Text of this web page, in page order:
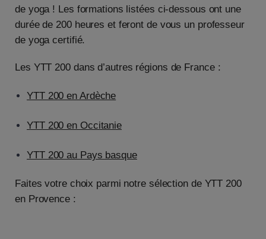
de yoga ! Les formations listées ci-dessous ont une
durée de 200 heures et feront de vous un professeur
de yoga certifié.
Les YTT 200 dans d’autres régions de France :
YTT 200 en Ardèche
YTT 200 en Occitanie
YTT 200 au Pays basque
Faites votre choix parmi notre sélection de YTT 200
en Provence :